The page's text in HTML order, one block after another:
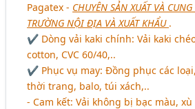
Pagatex - CHUYÊN SẢN XUẤT VÀ
TRƯỜNG NỘI ĐỊA VÀ XUẤT KHẨU .
✔ Dòng vải kaki chính: Vải kaki
cotton, CVC 60/40,..
✔ Phục vụ may: Đồng phục các
thời trang, balo, túi xách,..
- Cam kết: Vải không bị bạc màu,